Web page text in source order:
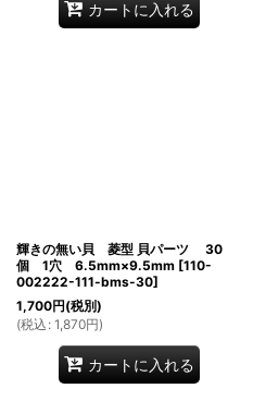
カートに入れる
輝きの無い貝 菱型 貝パーツ 30
個 1穴 6.5mm×9.5mm [110-
002222-111-bms-30]
1,700円(税別)
(税込 : 1,870円)
カートに入れる